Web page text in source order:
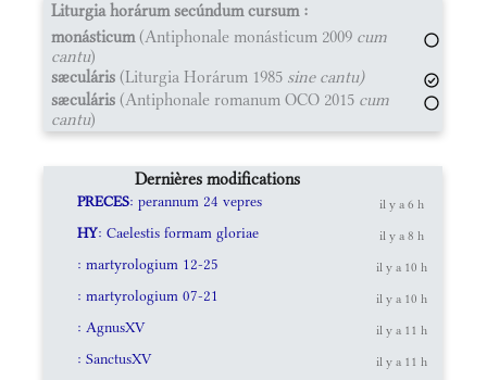
Liturgia horárum secúndum cursum :
monásticum(Antiphonale monásticum 2009 cum
cantu)
sæculáris (Liturgia Horárum 1985 sine cantu)
sæculáris (Antiphonale romanum OCO 2015 cum
cantu)
Dernières modifications
PRECES: perannum 24 vepres il y a 6 h
HY: Caelestis formam gloriae il y a 8 h
: martyrologium 12-25 il y a 10 h
: martyrologium 07-21 il y a 10 h
: AgnusXV il y a 11 h
: SanctusXV il y a 11 h